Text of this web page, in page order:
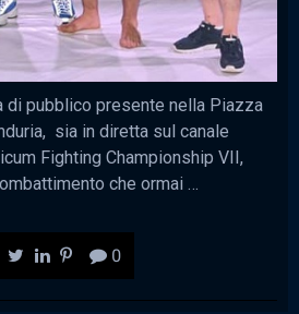
di pubblico presente nella Piazza
sia in diretta sul canale
Fighting Championship VII,
che ormai …
0